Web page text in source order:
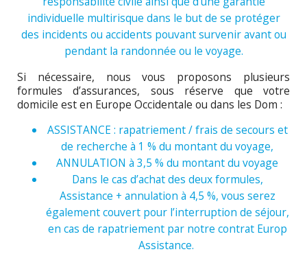
individuelle multirisque dans le but de se protéger
des incidents ou accidents pouvant survenir avant ou
pendant la randonnée ou le voyage.
Si nécessaire, nous vous proposons plusieurs
formules d’assurances, sous réserve que votre
domicile est en Europe Occidentale ou dans les Dom :
ASSISTANCE : rapatriement / frais de secours et
de recherche à 1 % du montant du voyage,
ANNULATION à 3,5 % du montant du voyage
Dans le cas d’achat des deux formules,
Assistance + annulation à 4,5 %, vous serez
également couvert pour l’interruption de séjour,
en cas de rapatriement par notre contrat Europ
Assistance.